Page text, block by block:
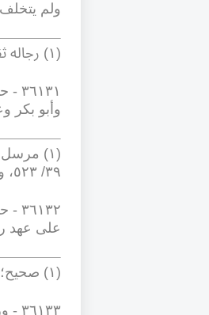
ولم
(١) رجاله ثقات؛ لكن عروة لم يدرك غزوات أبيه مع النبي ﷺ
٣٦١٣١ -
وأبو بكر
٣٩/ ٥٢٣، وابن سعد ٣/ ٣٨ و٢٠٢ و٣٦٥
٣٦١٣٢ -
على عهد
(١) صحيح؛ صرح هشيم بالتحديث عند البخاري (٥٠٣٦)، وأحمد (٣١٢٥)
٣٦١٣٣ -